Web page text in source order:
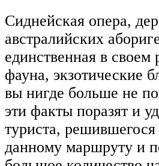
Сиднейская опера,
австралийских
единственная в своем
фауна, экзотические
вы нигде больше не
эти факты поразят и
туриста, решившегося
данному маршруту и